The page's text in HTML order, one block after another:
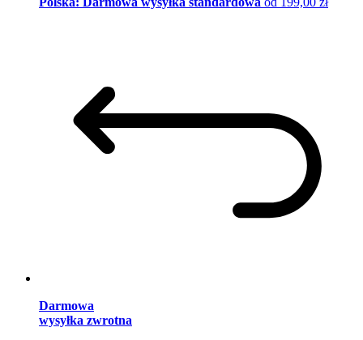
Darmowa
wysyłka zwrotna